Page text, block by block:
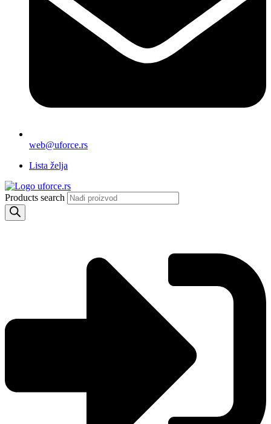
web@uforce.rs
Lista želja
Products search